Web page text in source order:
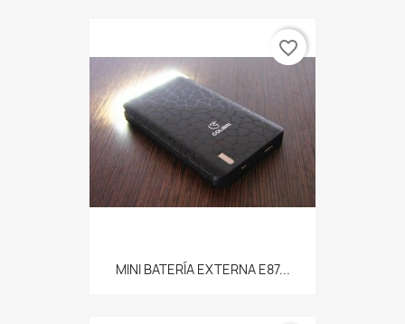
MINI BATERÍA EXTERNA E87...
favorite_border